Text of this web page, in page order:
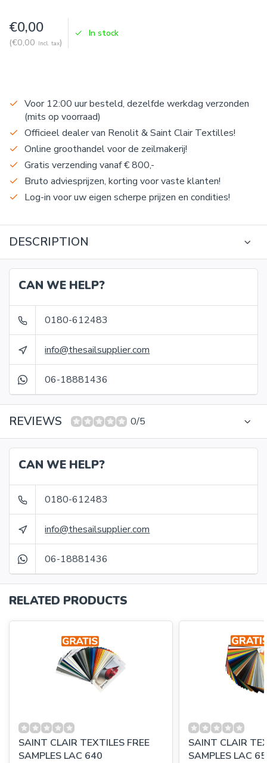
€0,00
(€0,00 Incl. tax)
In stock
Voor 12:00 uur besteld, dezelfde werkdag verzonden
(mits op voorraad)
Officieel dealer van Renolit & Saint Clair Textilles!
Online groothandel voor de zeilmakerij!
Gratis verzending vanaf € 800,-
Bruto adviesprijzen, korting voor vaste klanten!
Log-in voor uw eigen scherpe prijzen en condities!
DESCRIPTION
CAN WE HELP?
0180-612483
info@thesailsupplier.com
06-18881436
REVIEWS 0/5
CAN WE HELP?
0180-612483
info@thesailsupplier.com
06-18881436
RELATED PRODUCTS
SAINT CLAIR TEXTILES FREE
SAMPLES LAC 640
SAINT CLAIR
SAMPLES LAC